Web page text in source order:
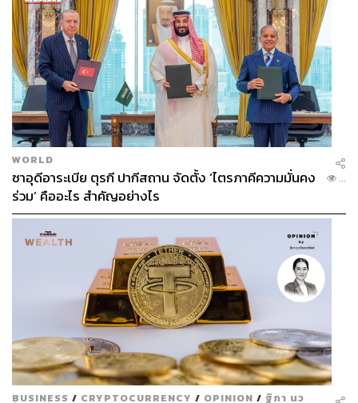
WORLD
ซาอุดีอาระเบีย ตุรกี ปากีสถาน จัดตั้ง ‘ไตรภาคีความมั่นคง
ร่วม’ คืออะไร สำคัญอย่างไร
...
BUSINESS / CRYPTOCURRENCY / OPINION / ฐิภา นว